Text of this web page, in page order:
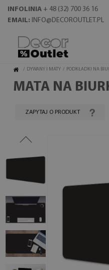
INFOLINIA + 48 (32) 700 36 16
EMAIL: INFO@DECOROUTLET.PL
/ DYWANY I MATY / PODKŁADKI NA
MATA NA
ZAPYTAJ O PRODUKT